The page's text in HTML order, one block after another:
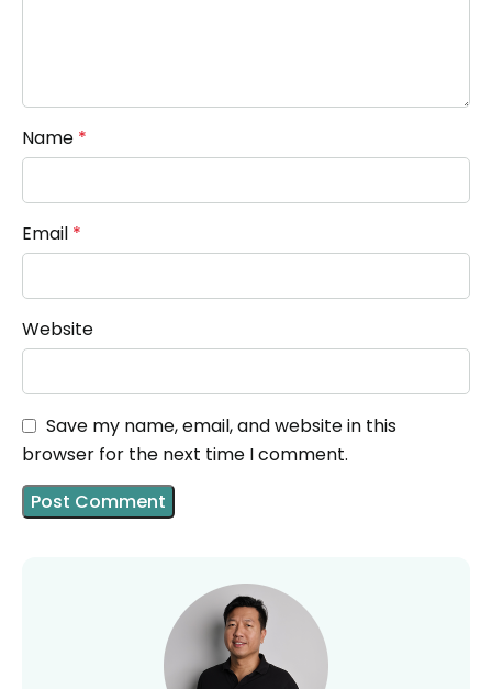
Name *
Email *
Website
Save my name, email, and website in this
browser for the next time I comment.